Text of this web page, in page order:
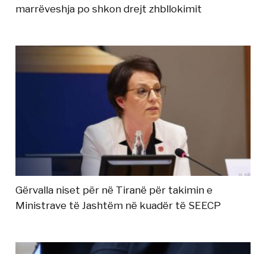
marrëveshja po shkon drejt zhbllokimit
Gërvalla niset për në Tiranë për takimin e
Ministrave të Jashtëm në kuadër të SEECP